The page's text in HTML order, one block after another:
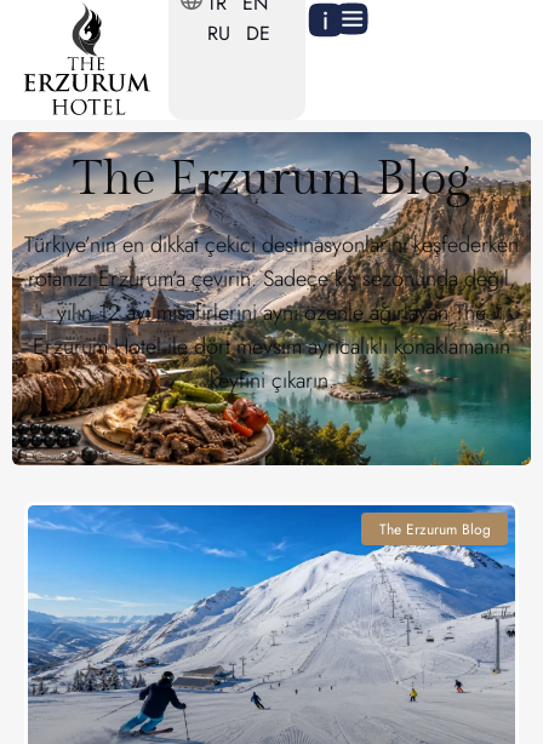
RU
DE
The Erzurum Blog
Türkiye’nin en dikkat çekici destinasyonlarını keşfederken
rotanızı Erzurum’a çevirin. Sadece kış sezonunda değil,
yılın 12 ayı misafirlerini aynı özenle ağırlayan The
Erzurum Hotel ile dört mevsim ayrıcalıklı konaklamanın
keyfini çıkarın.
The Erzurum Blog